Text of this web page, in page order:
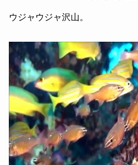
ウジャウジャ沢山。